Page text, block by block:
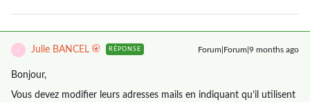
Julie BANCEL RÉPONSE Forum|Forum|9 months ago
Bonjour,
Vous devez modifier leurs adresses mails en indiquant qu’il utilisent